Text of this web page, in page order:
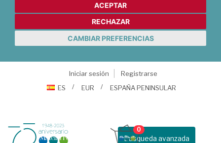
ACEPTAR
RECHAZAR
CAMBIAR PREFERENCIAS
Iniciar sesión
Registrarse
ES
EUR ESPAÑA PENINSULAR
Busqueda avanzada
0